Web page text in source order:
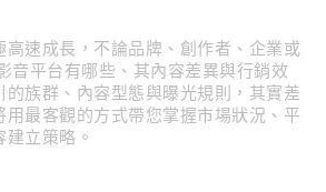
高速成長，不論品牌、創作者、企業或
音平台有哪些、其內容差異與行銷效
的族群、內容型態與曝光規則，其實差
用最客觀的方式帶您掌握市場狀況、平
立策略。